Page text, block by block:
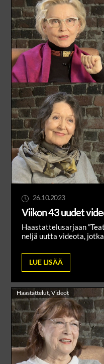
26.10.2023
Viikon 43 uudet
Haastattelusarjaan
neljä uutta videota,
LUE LISÄÄ
Haastattelut ,Videot